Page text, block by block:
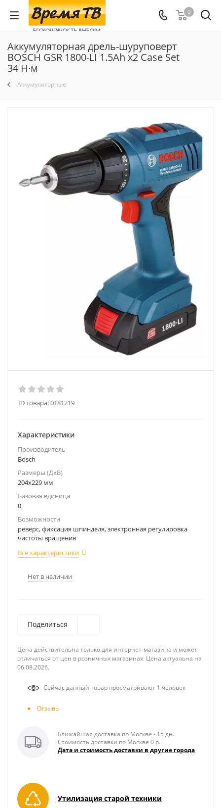
0
Аккумуляторная дрель-шуруповерт
BOSCH GSR 1800-LI 1.5Ah x2 Case Set
34 Н·м
Аккумуляторные
ID товара:0181219
Характеристики
Производитель
Bosch
Размеры (ДxВ)
204x229 мм
Базовая единица
0
Возможности
реверс, фиксация шпинделя, электронная регулировка
частоты вращения
Все характеристики
Нет в наличии
Поделиться
Цена действительна только для интернет-магазина и может
отличаться от цен в розничных магазинах. Цена актуальна на
06.08.2026.
Сейчас данный товар просматривают 1 человек
Отзывы
Ближайшая доставка по Москве - 15 дн.
Стоимость доставки по Москве 0 р.
Дата и стоимость доставки в другие города
Утилизация старой техники